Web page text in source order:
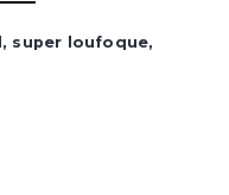
super loufoque,